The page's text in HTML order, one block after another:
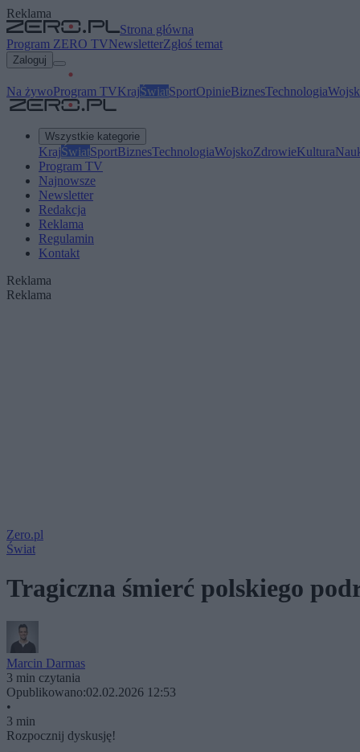
Reklama
Strona główna
Program ZERO TVNewsletterZgłoś temat
Zaloguj
Na żywoProgram TVKrajŚwiatSportOpinieBiznesTechnologia
Wszystkie kategorie
KrajŚwiatSportBiznesTechnologiaWojskoZdrowieKultura
Program TV
Najnowsze
Newsletter
Redakcja
Reklama
Regulamin
Kontakt
Reklama
Reklama
Zero.pl
Świat
Tragiczna śmierć polskiego
Marcin Darmas
3 min czytania
Opublikowano:02.02.2026 12:53
•
3 min
Rozpocznij dyskusję!